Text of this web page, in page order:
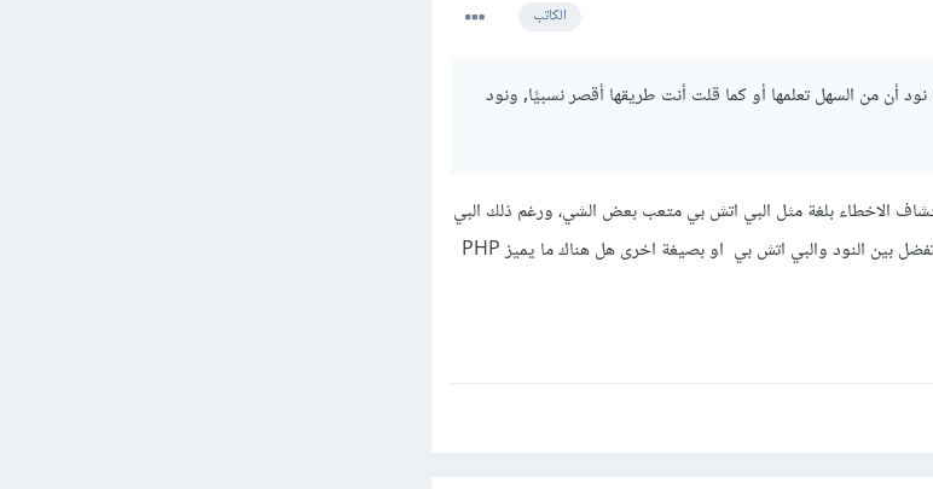
الكاتب
أن من السهل تعلمها أو كما قلت أنت طريقها أقصر نسبيًا, ونود
الاخطاء بلغة مثل البي اتش بي متعب بعض الشي، ورغم ذلك البي